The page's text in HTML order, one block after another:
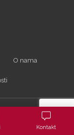
O nama
po zakonu. Sva prava
by Arhitekta
Kontakt